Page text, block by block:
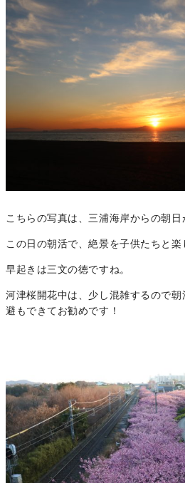
こちらの写真は、三浦海岸からの朝日
この日の朝活で、絶景を子供たちと楽
早起きは三文の徳ですね。
河津桜開花中は、少し混雑するので朝
避もできてお勧めです！